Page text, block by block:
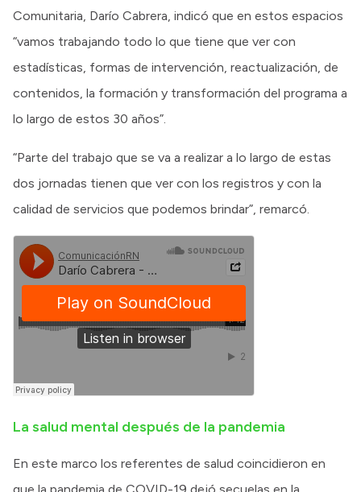
Comunitaria, Darío Cabrera, indicó que en estos espacios
“vamos trabajando todo lo que tiene que ver con
estadísticas, formas de intervención, reactualización, de
contenidos, la formación y transformación del programa a
lo largo de estos 30 años”.
“Parte del trabajo que se va a realizar a lo largo de estas
dos jornadas tienen que ver con los registros y con la
calidad de servicios que podemos brindar”, remarcó.
La salud mental después de la pandemia
En este marco los referentes de salud coincidieron en
que la pandemia de COVID-19 dejó secuelas en la